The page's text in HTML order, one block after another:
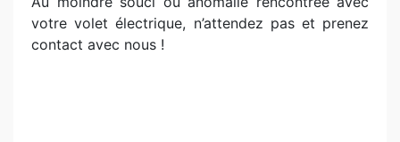
votre volet électrique, n’attendez pas et prenez
contact avec nous !